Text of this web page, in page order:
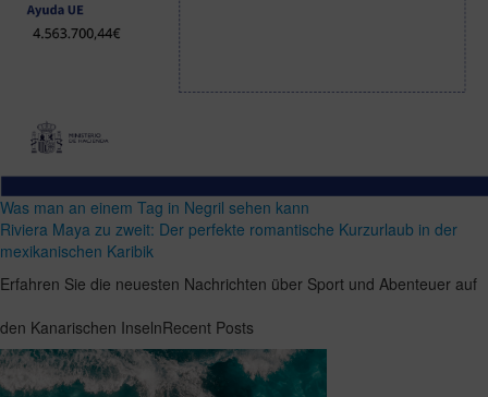
Was man an einem Tag in Negril sehen kann
Riviera Maya zu zweit: Der perfekte romantische Kurzurlaub in der
mexikanischen Karibik
Erfahren Sie die neuesten Nachrichten über Sport und Abenteuer auf
den Kanarischen InselnRecent Posts